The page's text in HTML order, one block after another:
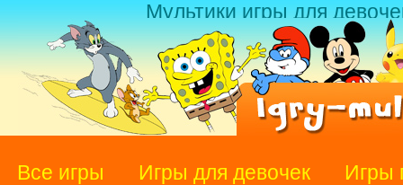
Мультики игры для
Все игры Игры для девочек Игры